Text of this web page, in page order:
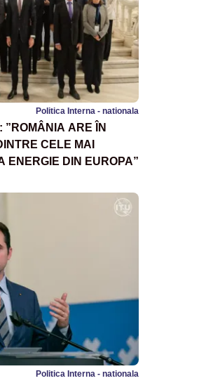
Politica Interna - nationala
”ROMÂNIA ARE ÎN
CELE MAI
ENERGIE DIN EUROPA”
Politica Interna - nationala